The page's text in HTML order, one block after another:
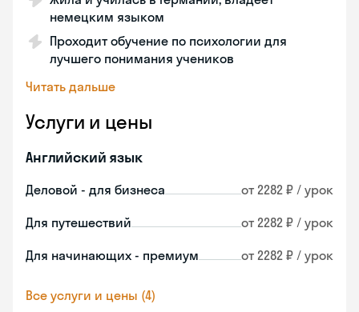
немецким языком
Проходит обучение по психологии для
лучшего понимания учеников
Читать дальше
Услуги и цены
Английский язык
Деловой - для бизнеса от 2282 ₽ / урок
Для путешествий от 2282 ₽ / урок
Для начинающих - премиум от 2282 ₽ / урок
Все услуги и цены (4)